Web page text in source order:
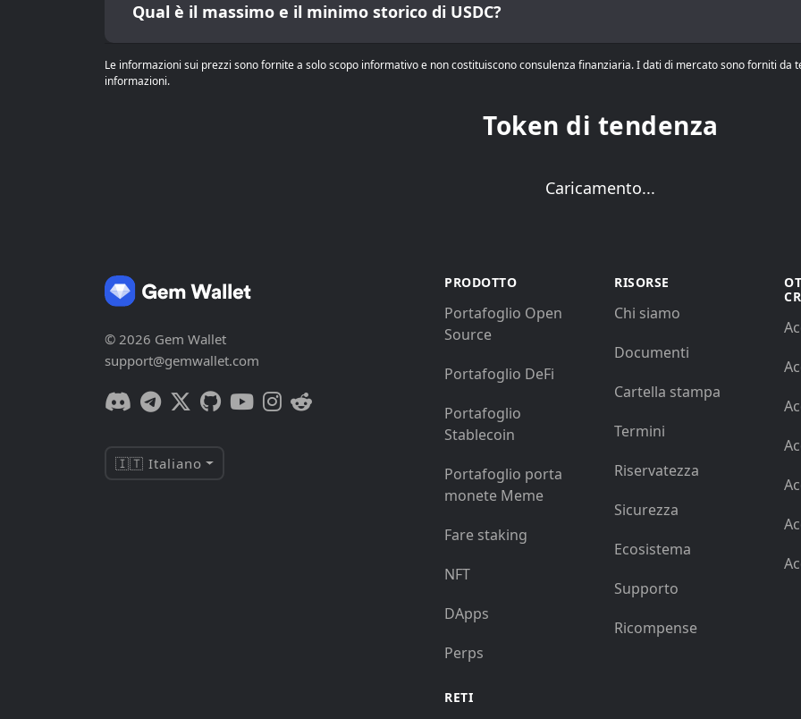
Qual è il massimo e il minimo storico di USDC?
Le informazioni sui prezzi sono fornite a solo scopo informativo e non costituiscono consulenza finanziaria. I dati di mercato sono forniti
informazioni.
Token di tendenza
Caricamento...
© 2026 Gem Wallet
support@gemwallet.com
🇮🇹 Italiano
PRODOTTO
Portafoglio Open
Source
Portafoglio DeFi
Portafoglio
Stablecoin
Portafoglio porta
monete Meme
Fare staking
NFT
DApps
Perps
RETI
RISORSE
Chi siamo
Documenti
Cartella stampa
Termini
Riservatezza
Sicurezza
Ecosistema
Supporto
Ricompense